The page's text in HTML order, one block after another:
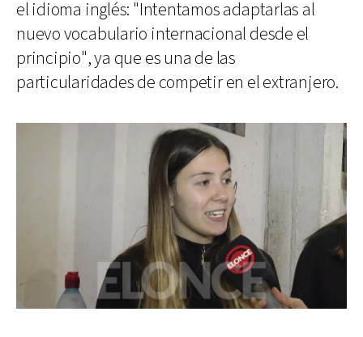
el idioma inglés: "Intentamos adaptarlas al
nuevo vocabulario internacional desde el
principio", ya que es una de las
particularidades de competir en el extranjero.